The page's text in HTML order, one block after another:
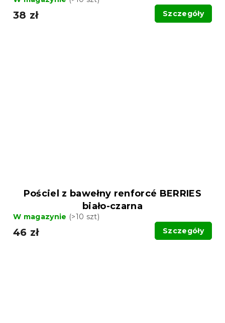
38 zł Szczegóły
Pościel z bawełny renforcé BERRIES
biało-czarna
W magazynie (>10 szt)
46 zł Szczegóły